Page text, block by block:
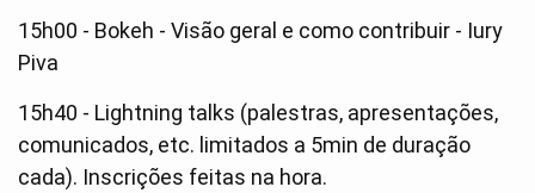
15h00 - Bokeh - Visão geral e como contribuir - Iury
Piva
15h40 - Lightning talks (palestras, apresentações,
comunicados, etc. limitados a 5min de duração
cada). Inscrições feitas na hora.